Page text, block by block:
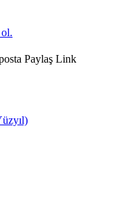
Paylaş Link